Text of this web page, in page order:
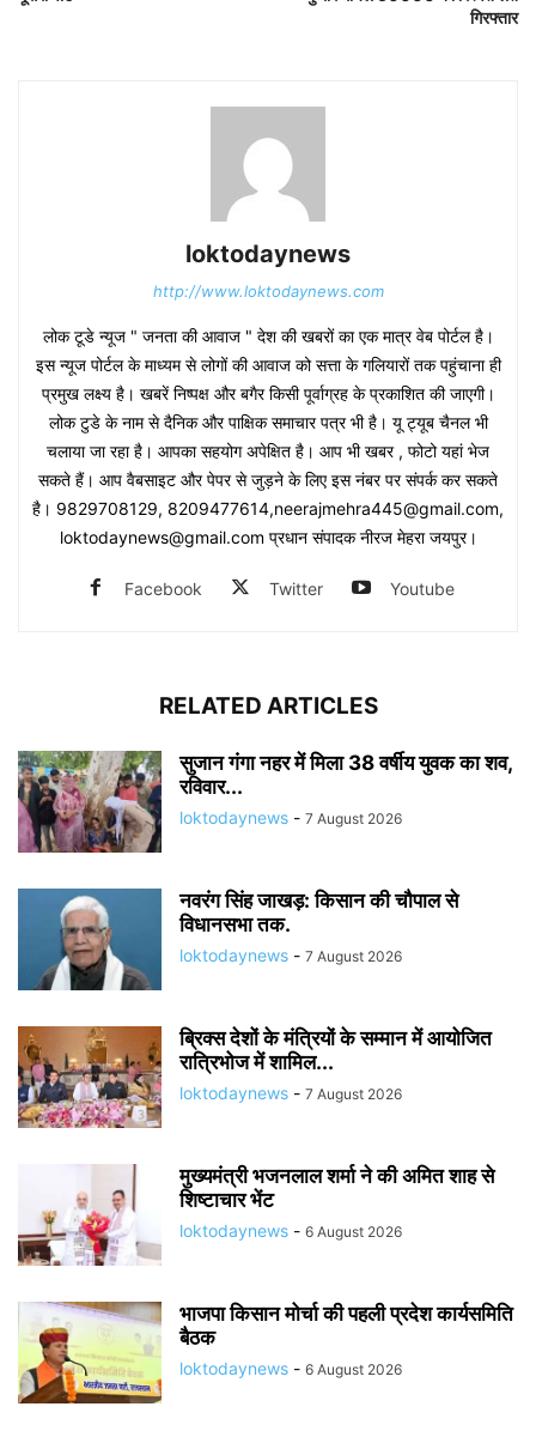
गिरफ्तार
loktodaynews
http://www.loktodaynews.com
लोक टूडे न्यूज " जनता की आवाज " देश की खबरों का एक मात्र वेब पोर्टल है।
इस न्यूज पोर्टल के माध्यम से लोगों की आवाज को सत्ता के गलियारों तक पहुंचाना ही
प्रमुख लक्ष्य है। खबरें निष्पक्ष और बगैर किसी पूर्वाग्रह के प्रकाशित की जाएगी।
लोक टुडे के नाम से दैनिक और पाक्षिक समाचार पत्र भी है। यू ट्यूब चैनल भी
चलाया जा रहा है। आपका सहयोग अपेक्षित है। आप भी खबर , फोटो यहां भेज
सकते हैं। आप वैबसाइट और पेपर से जुड़ने के लिए इस नंबर पर संपर्क कर सकते
है। 9829708129, 8209477614,neerajmehra445@gmail.com,
loktodaynews@gmail.com प्रधान संपादक नीरज मेहरा जयपुर।
Facebook Twitter Youtube
RELATED ARTICLES
सुजान गंगा नहर में मिला 38 वर्षीय युवक का शव,
रविवार...
loktodaynews - 7 August 2026
नवरंग सिंह जाखड़: किसान की चौपाल से
विधानसभा तक.
loktodaynews - 7 August 2026
ब्रिक्स देशों के मंत्रियों के सम्मान में आयोजित
रात्रिभोज में शामिल...
loktodaynews - 7 August 2026
मुख्यमंत्री भजनलाल शर्मा ने की अमित शाह से
शिष्टाचार भेंट
loktodaynews - 6 August 2026
भाजपा किसान मोर्चा की पहली प्रदेश कार्यसमिति
बैठक
loktodaynews - 6 August 2026